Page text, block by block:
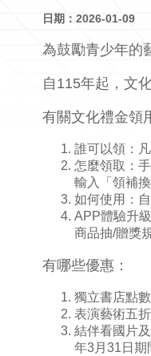
日期：2026-01-09
為鼓勵青少年的
自115年起，文
有關文化禮金領
誰可以領：
怎麼領取：
輸入「領補
如何使用：
APP體驗升
商品抽/贈獎
有哪些優惠：
獨立書店點
表演藝術五
結伴看國片
年3月31日期